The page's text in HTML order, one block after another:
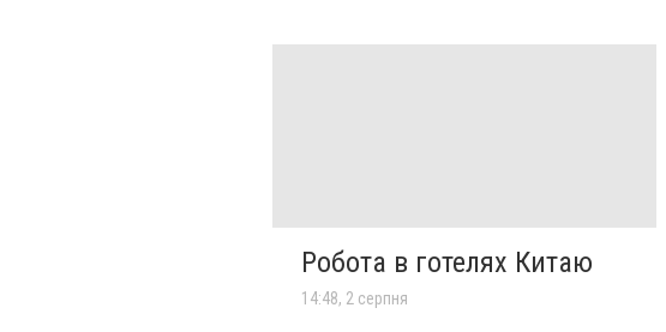
Робота в готелях Китаю
14:48, 2 серпня